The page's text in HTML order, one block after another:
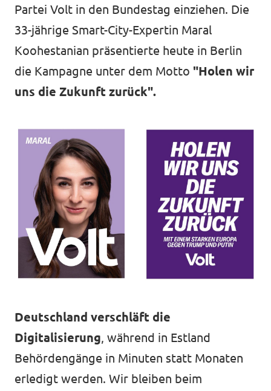
Transparenz
Datenschutz
Impressum
Partei Volt in den Bundestag einziehen. Die
33-jährige Smart-City-Expertin Maral
Koohestanian präsentierte heute in Berlin
die Kampagne unter dem Motto "Holen wir
uns die Zukunft zurück".
Deutschland verschläft die
Digitalisierung, während in Estland
Behördengänge in Minuten statt Monaten
erledigt werden. Wir bleiben beim